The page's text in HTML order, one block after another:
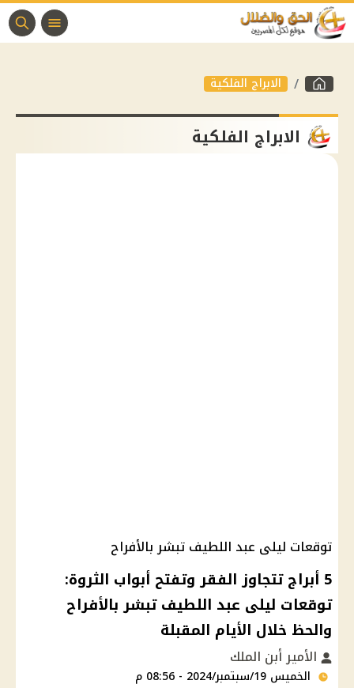
الابراج الفلكية
الابراج الفلكية
توقعات ليلى عبد اللطيف تبشر بالأفراح
5 أبراج تتجاوز الفقر وتفتح أبواب الثروة:
توقعات ليلى عبد اللطيف تبشر بالأفراح
والحظ خلال الأيام المقبلة
الأمير أبن الملك
الخميس 19/سبتمبر/2024 - 08:56 م